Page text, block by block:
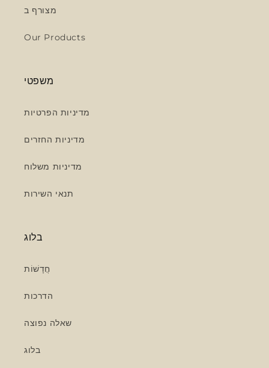
מצורף ב
Our Products
משפטי
מדיניות הפרטיות
מדיניות החזרים
מדיניות משלוח
תנאי השירות
בלוג
חֲדָשׁוֹת
הדרכות
שאלה נפוצה
בלוג